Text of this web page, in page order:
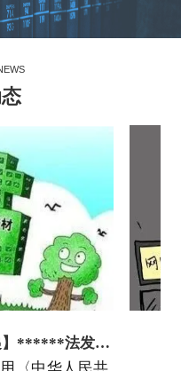
】******法发布民法典合